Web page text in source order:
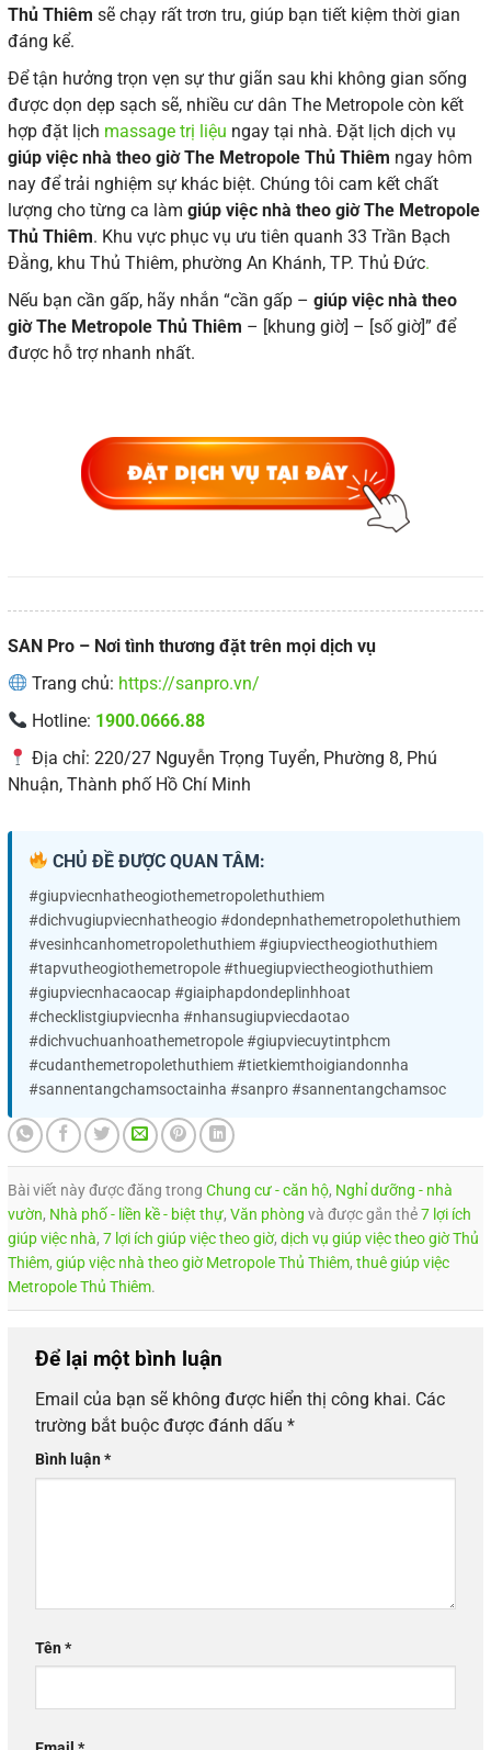
Thủ Thiêm sẽ chạy rất trơn tru, giúp bạn tiết kiệm thời gian
đáng kể.
Để tận hưởng trọn vẹn sự thư giãn sau khi không gian sống
được dọn dẹp sạch sẽ, nhiều cư dân The Metropole còn kết
hợp đặt lịch massage trị liệu ngay tại nhà. Đặt lịch dịch vụ
giúp việc nhà theo giờ The Metropole Thủ Thiêm ngay hôm
nay để trải nghiệm sự khác biệt. Chúng tôi cam kết chất
lượng cho từng ca làm giúp việc nhà theo giờ The Metropole
Thủ Thiêm. Khu vực phục vụ ưu tiên quanh 33 Trần Bạch
Đằng, khu Thủ Thiêm, phường An Khánh, TP. Thủ Đức.
Nếu bạn cần gấp, hãy nhắn “cần gấp – giúp việc nhà theo
giờ The Metropole Thủ Thiêm – [khung giờ] – [số giờ]” để
được hỗ trợ nhanh nhất.
SAN Pro – Nơi tình thương đặt trên mọi dịch vụ
Trang chủ: https://sanpro.vn/
Hotline: 1900.0666.88
Địa chỉ: 220/27 Nguyễn Trọng Tuyển, Phường 8, Phú
Nhuận, Thành phố Hồ Chí Minh
CHỦ ĐỀ ĐƯỢC QUAN TÂM:
#giupviecnhatheogiothemetropolethuthiem
#dichvugiupviecnhatheogio #dondepnhathemetropolethuthiem
#vesinhcanhometropolethuthiem #giupviectheogiothuthiem
#tapvutheogiothemetropole #thuegiupviectheogiothuthiem
#giupviecnhacaocap #giaiphapdondeplinhhoat
#checklistgiupviecnha #nhansugiupviecdaotao
#dichvuchuanhoathemetropole #giupviecuytintphcm
#cudanthemetropolethuthiem #tietkiemthoigiandonnha
#sannentangchamsoctainha #sanpro #sannentangchamsoc
Bài viết này được đăng trong Chung cư - căn hộ, Nghỉ dưỡng - nhà
vườn, Nhà phố - liền kề - biệt thự, Văn phòng và được gắn thẻ7 lợi ích
giúp việc nhà, 7 lợi ích giúp việc theo giờ, dịch vụ giúp việc theo giờ Thủ
Thiêm, giúp việc nhà theo giờ Metropole Thủ Thiêm, thuê giúp việc
Metropole Thủ Thiêm.
Để lại một bình luận
Email của bạn sẽ không được hiển thị công khai. Các
trường bắt buộc được đánh dấu *
Bình luận*
Tên*